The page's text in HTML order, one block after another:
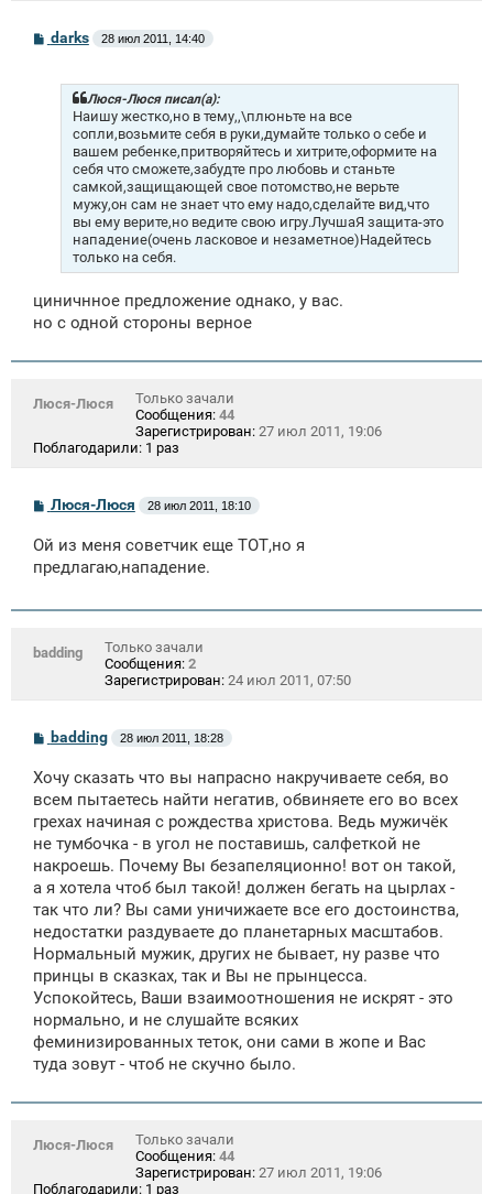
Сdarks 28 июл 2011, 14:40
Люся-Люся писал(а):
Наишу жестко,но в тему,,\плюньте на все
сопли,возьмите себя в руки,думайте только о себе и
вашем ребенке,притворяйтесь и хитрите,оформите на
себя что сможете,забудте про любовь и станьте
самкой,защищающей свое потомство,не верьте
мужу,он сам не знает что ему надо,сделайте вид,что
вы ему верите,но ведите свою игру.ЛучшаЯ защита-это
нападение(очень ласковое и незаметное)Надейтесь
только на себя.
циничнное предложение однако, у вас.
но с одной стороны верное
Люся-Люся
Только зачали
Сообщения: 44
Зарегистрирован: 27 июл 2011, 19:06
Поблагодарили: 1 раз
С
о
б
щ
е
и
Люся-Люся 28 июл 2011, 18:10
Ой из меня советчик еще ТОТ,но я
предлагаю,нападение.
badding
Только зачали
Сообщения: 2
Зарегистрирован: 24 июл 2011, 07:50
С
о
б
щ
н
и
badding 28 июл 2011, 18:28
Хочу сказать что вы напрасно накручиваете себя, во
всем пытаетесь найти негатив, обвиняете его во всех
грехах начиная с рождества христова. Ведь мужичёк
не тумбочка - в угол не поставишь, салфеткой не
накроешь. Почему Вы безапеляционно! вот он такой,
а я хотела чтоб был такой! должен бегать на цырлах -
так что ли? Вы сами уничижаете все его достоинства,
недостатки раздуваете до планетарных масштабов.
Нормальный мужик, других не бывает, ну разве что
принцы в сказках, так и Вы не прынцесса.
Успокойтесь, Ваши взаимоотношения не искрят - это
нормально, и не слушайте всяких
феминизированных теток, они сами в жопе и Вас
туда зовут - чтоб не скучно было.
Люся-Люся
Только зачали
Сообщения: 44
Зарегистрирован: 27 июл 2011, 19:06
Поблагодарили: 1 раз